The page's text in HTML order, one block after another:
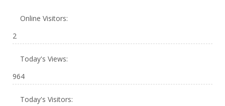
Online Visitors:
2
Today's Views:
964
Today's Visitors: